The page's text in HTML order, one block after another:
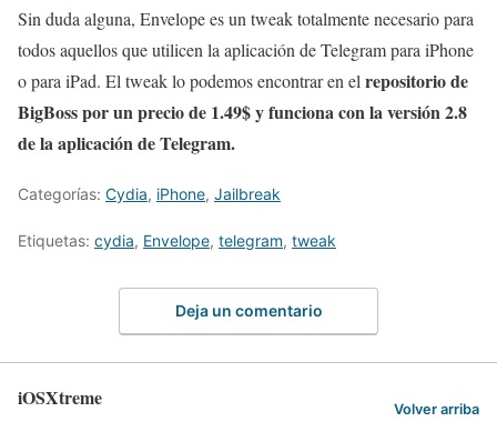
Sin duda alguna, Envelope es un tweak totalmente necesario para
todos aquellos que utilicen la aplicación de Telegram para iPhone
o para iPad. El tweak lo podemos encontrar en elrepositorio de
BigBoss por un precio de 1.49$ y funciona con la versión 2.8
de la aplicación de Telegram.
Categorías: Cydia, iPhone, Jailbreak
Etiquetas: cydia, Envelope, telegram, tweak
Deja un comentario
iOSXtreme Volver arriba